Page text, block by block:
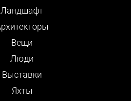
Ландшафт
Вещи
Люди
Выставки
Яхты